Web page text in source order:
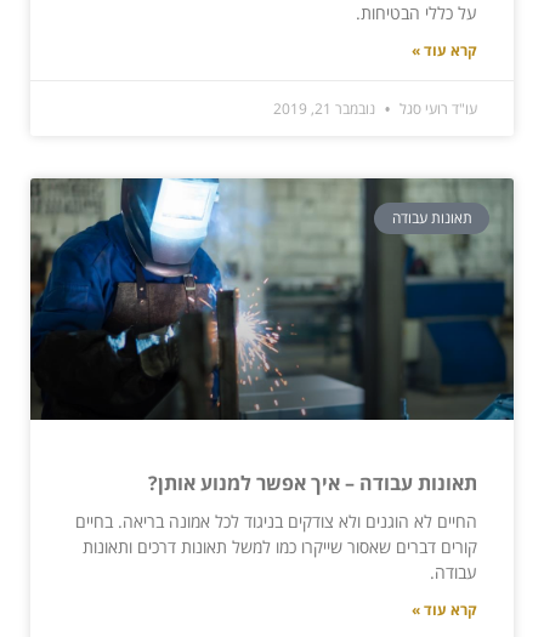
על כללי הבטיחות.
קרא עוד »
עו"ד רועי סגל נובמבר 21, 2019
תאונות עבודה
תאונות עבודה – איך אפשר למנוע אותן?
החיים לא הוגנים ולא צודקים בניגוד לכל אמונה בריאה. בחיים
קורים דברים שאסור שייקרו כמו למשל תאונות דרכים ותאונות
עבודה.
קרא עוד »